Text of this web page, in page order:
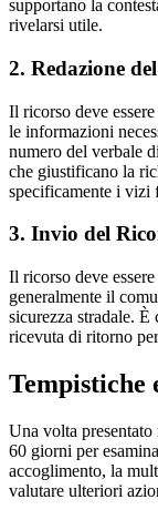
supportano la
rivelarsi utile.
2. Redazione
Il ricorso deve
le informazioni
numero del verbale
che giustificano la
specificamente i vizi
3. Invio del
Il ricorso deve
generalmente il
sicurezza stradale.
ricevuta di ritorno
Tempistiche
Una volta presentato
60 giorni per
accoglimento, la
valutare ulteriori